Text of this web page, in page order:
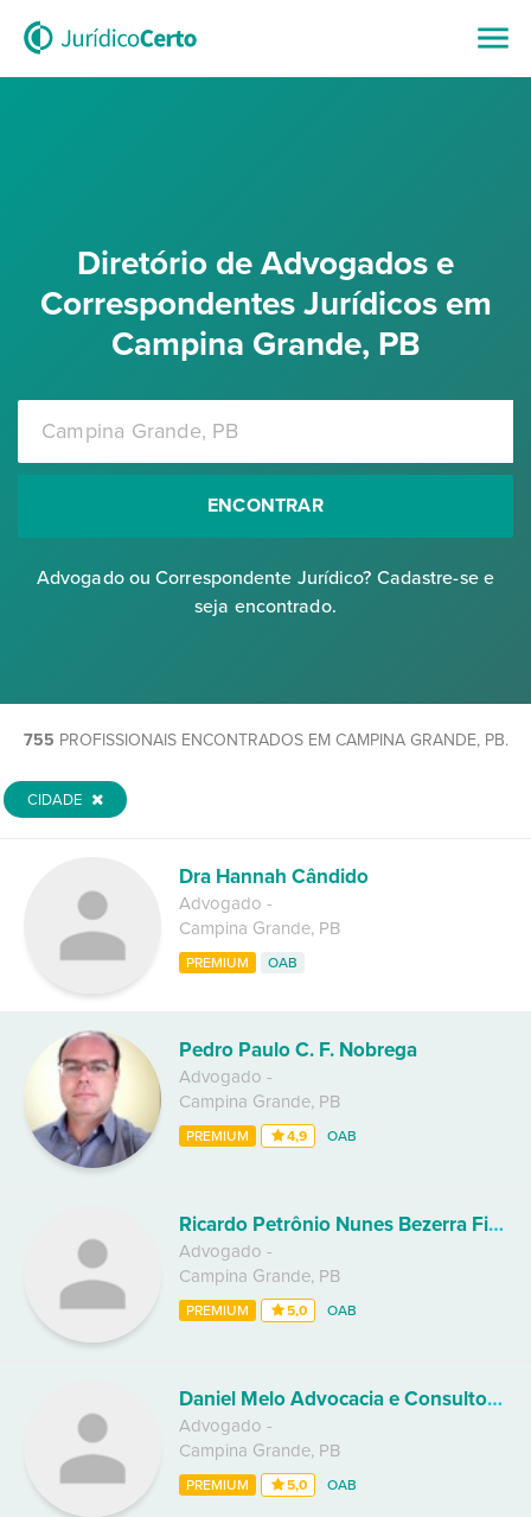
Diretório de Advogados e
Correspondentes Jurídicos em
Campina Grande, PB
ENCONTRAR
Advogado ou Correspondente Jurídico? Cadastre-se e
seja encontrado.
755 PROFISSIONAIS ENCONTRADOS EM CAMPINA GRANDE, PB.
CIDADE
Dra Hannah Cândido
Advogado -
Campina Grande, PB
PREMIUM OAB
Pedro Paulo C. F. Nobrega
Advogado -
Campina Grande, PB
PREMIUM 4,9 OAB
Ricardo Petrônio Nunes Bezerra Filho
Advogado -
Campina Grande, PB
PREMIUM 5,0 OAB
Daniel Melo Advocacia e Consultoria Jurídica
Advogado -
Campina Grande, PB
PREMIUM 5,0 OAB